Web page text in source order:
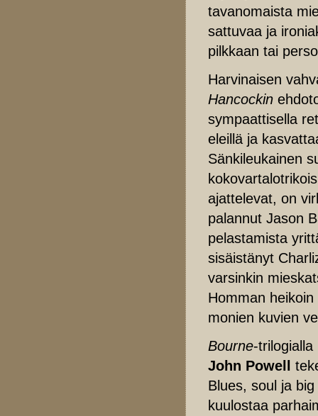
tavanomaista
sattuvaa ja
pilkkaan tai
Harvinaisen
Hancockin
sympaattisella
eleillä ja
Sänkileukainen
ajattelevat, on
palannut Jason
pelastamista
sisäistänyt
varsinkin
Homman
monien kuvien
Bourne-trilogialla
John Powell
Blues, soul ja
kuulostaa